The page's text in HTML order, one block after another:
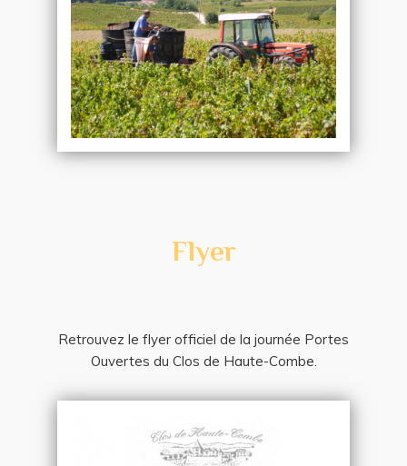
Flyer
Retrouvez le flyer officiel de la journée Portes
Ouvertes du Clos de Haute-Combe.